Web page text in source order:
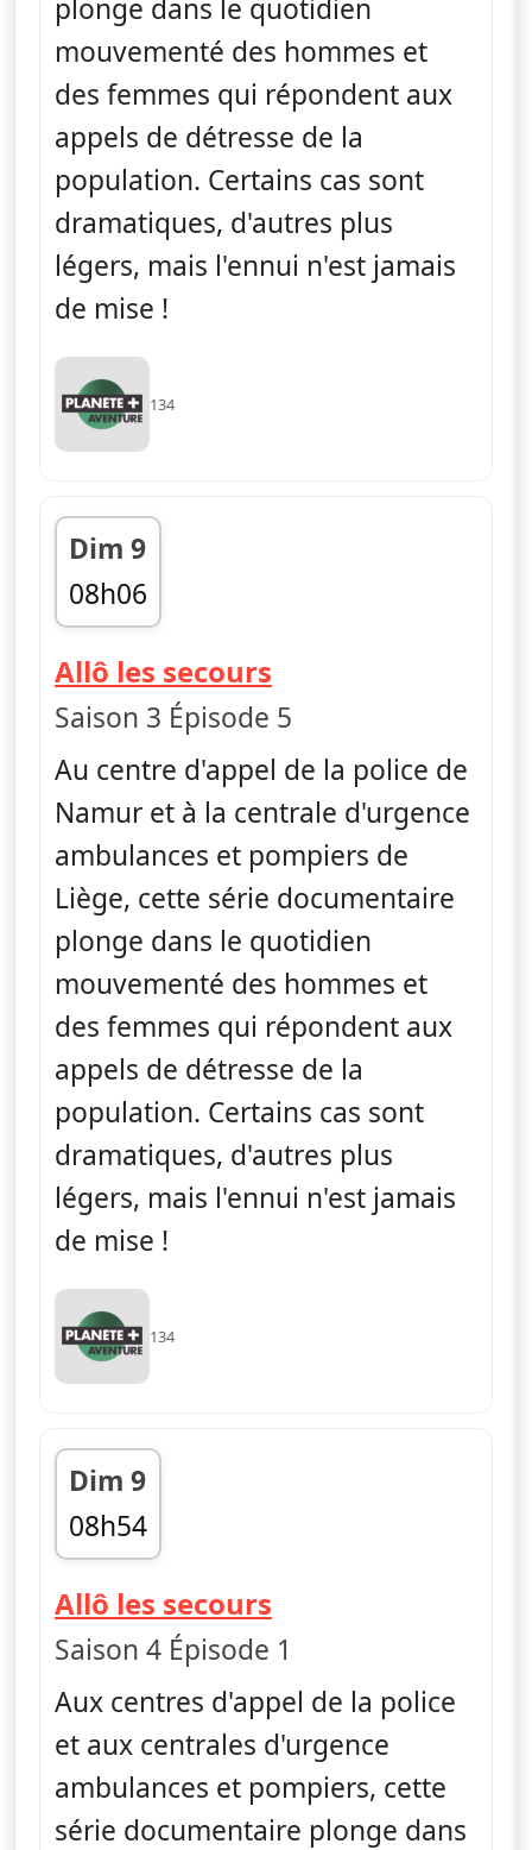
plonge dans le quotidien
mouvementé des hommes et
des femmes qui répondent aux
appels de détresse de la
population. Certains cas sont
dramatiques, d'autres plus
légers, mais l'ennui n'est jamais
de mise !
134
Dim 9
08h06
fin 08h54
Allô les secours
Saison 3 Épisode 5
Au centre d'appel de la police de
Namur et à la centrale d'urgence
ambulances et pompiers de
Liège, cette série documentaire
plonge dans le quotidien
mouvementé des hommes et
des femmes qui répondent aux
appels de détresse de la
population. Certains cas sont
dramatiques, d'autres plus
légers, mais l'ennui n'est jamais
de mise !
134
Dim 9
08h54
fin 09h44
Allô les secours
Saison 4 Épisode 1
Aux centres d'appel de la police
et aux centrales d'urgence
ambulances et pompiers, cette
série documentaire plonge dans